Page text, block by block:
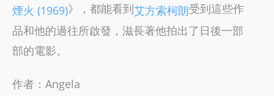
煙火 (1969)》，都能看到艾方索柯朗受到這些作
品和他的過往所啟發，滋長著他拍出了日後一部
部的電影。
作者：Angela